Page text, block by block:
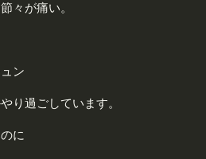
々が痛い。
ン
り過ごしています。
に